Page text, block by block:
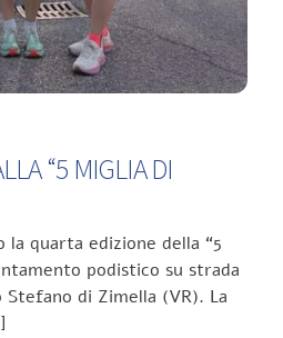
“5 MIGLIA DI
la quarta edizione della “5
podistico su strada
di Zimella (VR). La